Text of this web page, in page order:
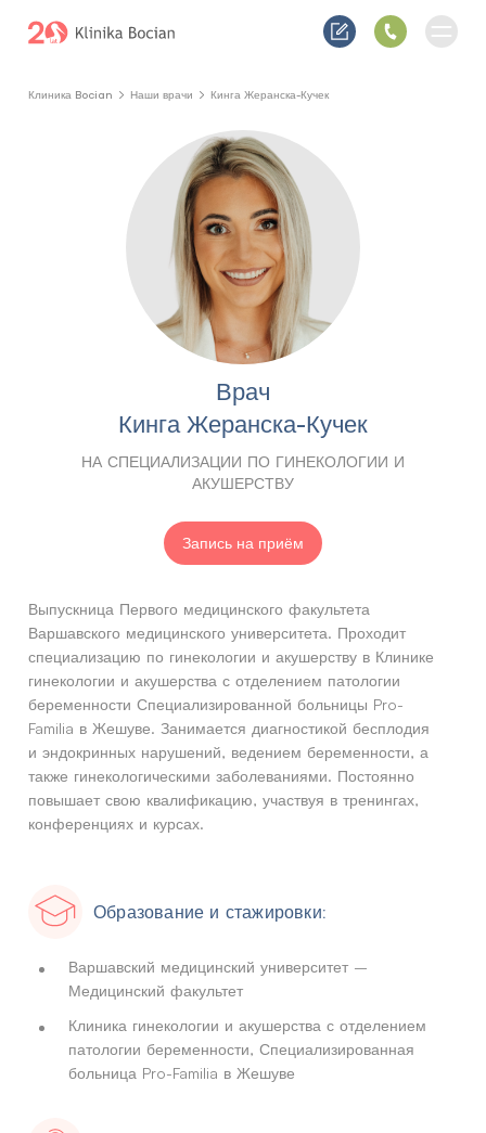
Клиника Bocian Наши врачи Кинга Жеранска-Кучек
Врач
Кинга Жеранска-Кучек
НА СПЕЦИАЛИЗАЦИИ ПО ГИНЕКОЛОГИИ И
АКУШЕРСТВУ
Запись на приём
Выпускница Первого медицинского факультета
Варшавского медицинского университета. Проходит
специализацию по гинекологии и акушерству в Клинике
гинекологии и акушерства с отделением патологии
беременности Специализированной больницы Pro-
Familia в Жешуве. Занимается диагностикой бесплодия
и эндокринных нарушений, ведением беременности, а
также гинекологическими заболеваниями. Постоянно
повышает свою квалификацию, участвуя в тренингах,
конференциях и курсах.
Образование и стажировки:
Варшавский медицинский университет –
Медицинский факультет
Клиника гинекологии и акушерства с отделением
патологии беременности, Специализированная
больница Pro-Familia в Жешуве